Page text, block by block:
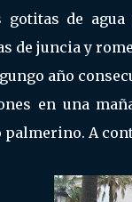
de
de juncia y
año
en una
A